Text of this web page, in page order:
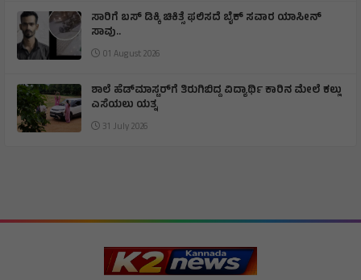
ಸಾರಿಗೆ ಬಸ್ ಡಿಕ್ಕಿ ಚಿಕಿತ್ಸೆ ಫಲಿಸದೆ ಬೈಕ್ ಸವಾರ ಯಾಸೀನ್
ಸಾವು..
01 August 2026
ಶಾಲೆ ಹೆಡ್‌ಮಾಸ್ಟರ್‌ಗೆ ತಿರುಗಿಬಿದ್ದ ವಿದ್ಯಾರ್ಥಿ ಕಾರಿನ ಮೇಲೆ ಕಲ್ಲು
ಎಸೆಯಲು ಯತ್ನ
31 July 2026